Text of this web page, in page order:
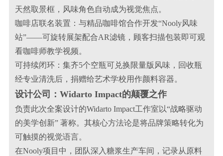
天然取景框，风味角色自动成为视觉焦点。
咖啡店联名装置：与精品咖啡馆合作开发“Nooly风味
站”——可旋转展架配合AR滤镜，顾客扫描包装即可观
看咖啡师教学视频。
可持续闭环：集齐5个空瓶可兑换限量版风味，回收瓶
经专业清洗后，捐赠给艺术学校用作颜料容器。
设计公司：Widarto Impact的颠覆之作
负责此次全案设计的Widarto Impact工作室以“战略驱动
的美学创新” 著称。其核心方法论是将品牌策略转化为
可触摸的视觉语言。
在Nooly项目中，团队深入糖浆生产车间，记录从原料